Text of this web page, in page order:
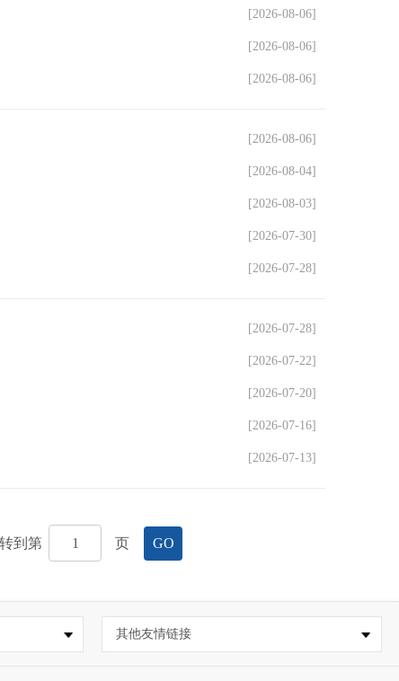
[2026-08-06]
[2026-08-06]
[2026-08-06]
[2026-08-06]
[2026-08-04]
[2026-08-03]
[2026-07-30]
[2026-07-28]
[2026-07-28]
[2026-07-22]
[2026-07-20]
[2026-07-16]
[2026-07-13]
到第 页 GO
其他友情链接